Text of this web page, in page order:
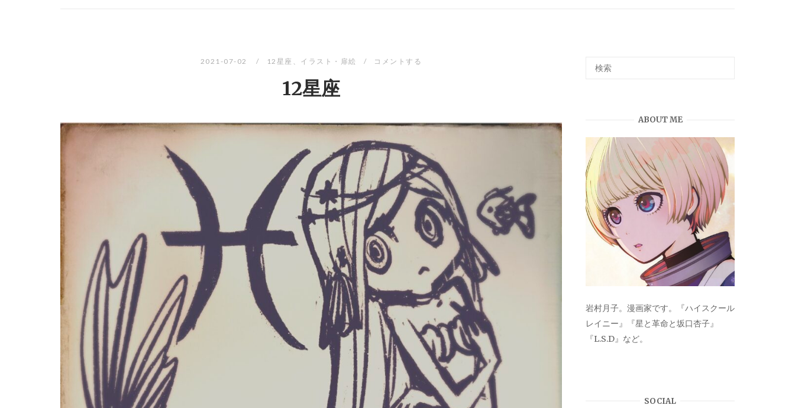
2021-07-02 12星座 、 イラスト・扉絵 コメントする
12星座
ABOUT ME
岩村月子。漫画家です。『ハイスクール
レイニー』『星と革命と坂口杏子』
『L.S.D』など。
SOCIAL